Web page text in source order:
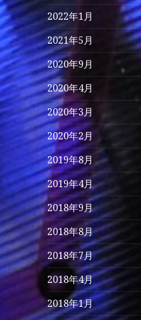
2022年1月
2021年5月
2020年9月
2020年4月
2020年3月
2020年2月
2019年8月
2019年4月
2018年9月
2018年8月
2018年7月
2018年4月
2018年1月